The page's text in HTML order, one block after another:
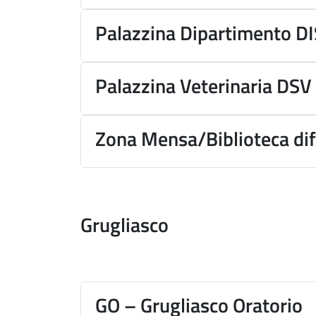
Palazzina Dipartimento
Palazzina Veterinaria DSV
Zona Mensa/Biblioteca
Grugliasco
GO – Grugliasco Oratorio